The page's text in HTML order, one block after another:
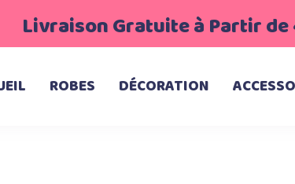
Livraison Gratuite à Partir
ROBES DÉCORATION